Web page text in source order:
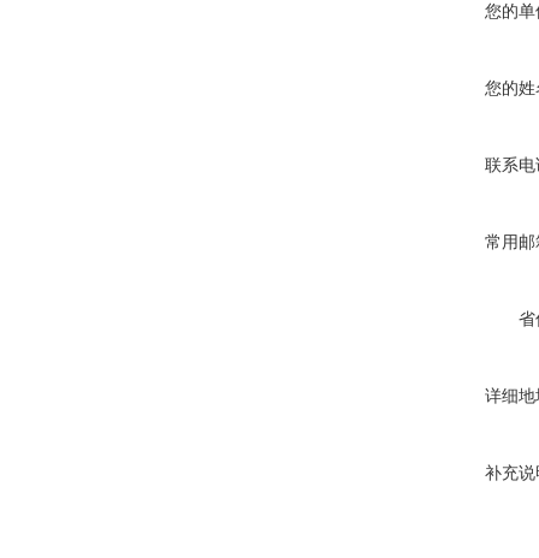
您的单
您的姓
联系电
常用邮
省
详细地
补充说